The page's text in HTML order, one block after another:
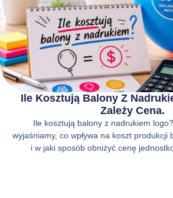
Ile Kosztują Balony Z
Zależy Cena.
Ile kosztują balony z nadrukiem
wyjaśniamy, co wpływa na koszt produkcji
i w jaki sposób obniżyć cenę